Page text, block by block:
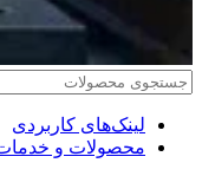
لینک‌های کاربردی
محصولات و